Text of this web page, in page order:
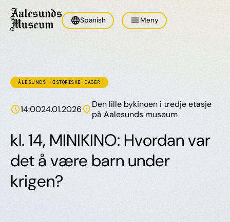
languageSpanish menu Meny
ÅLESUNDS HISTORISKE DAGER
schedule14:0024.01.2026location_onDen lille bykinoen i tredje etasje
på Aalesunds museum
kl. 14, MINIKINO: Hvordan var
det å være barn under
krigen?